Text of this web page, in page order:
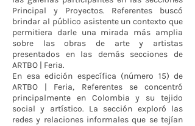
Principal y Proyectos. Referentes buscó
brindar al público asistente un contexto que
permitiera darle una mirada más amplia
sobre las obras de arte y artistas
presentados en las demás secciones de
ARTBO | Feria.
En esa edición específica (número 15) de
ARTBO | Feria, Referentes se concentró
principalmente en Colombia y su tejido
social y artístico. La sección exploró las
redes y relaciones informales que se tejían